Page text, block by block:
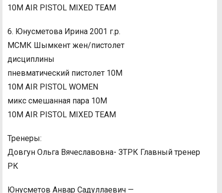
10M AIR PISTOL MIXED TEAM
6. Юнусметова Ирина 2001 г.р.
МСМК Шымкент жен/пистолет
дисциплины
пневматический пистолет 10М
10M AIR PISTOL WOMEN
микс смешанная пара 10М
10M AIR PISTOL MIXED TEAM
Тренеры:
Довгун Ольга Вячеславовна- ЗТРК Главный тренер
РК
Юнусметов Анвар Садуллаевич —